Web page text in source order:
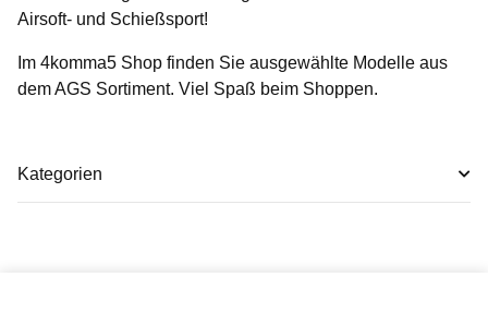
Airsoft- und Schießsport!
Im 4komma5 Shop finden Sie ausgewählte Modelle aus
dem AGS Sortiment. Viel Spaß beim Shoppen.
Kategorien